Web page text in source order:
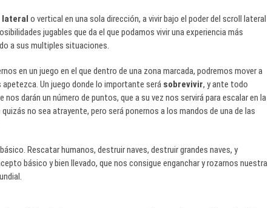
o vertical en una sola dirección, a vivir bajo el poder del scroll lateral
jugables que da el que podamos vivir una experiencia más
a sus multiples situaciones.
en un juego en el que dentro de una zona marcada, podremos mover a
Un juego donde lo importante será sobrevivir, y ante todo
darán un número de puntos, que a su vez nos servirá para escalar en la
no sea atrayente, pero será ponernos a los mandos de una de las
Rescatar humanos, destruir naves, destruir grandes naves, y
básico y bien llevado, que nos consigue enganchar y rozarnos nuestra